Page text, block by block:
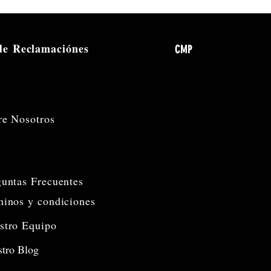
Reclamaciónes CMP
Nosotros
Frecuentes
y condiciones
Equipo
Blog